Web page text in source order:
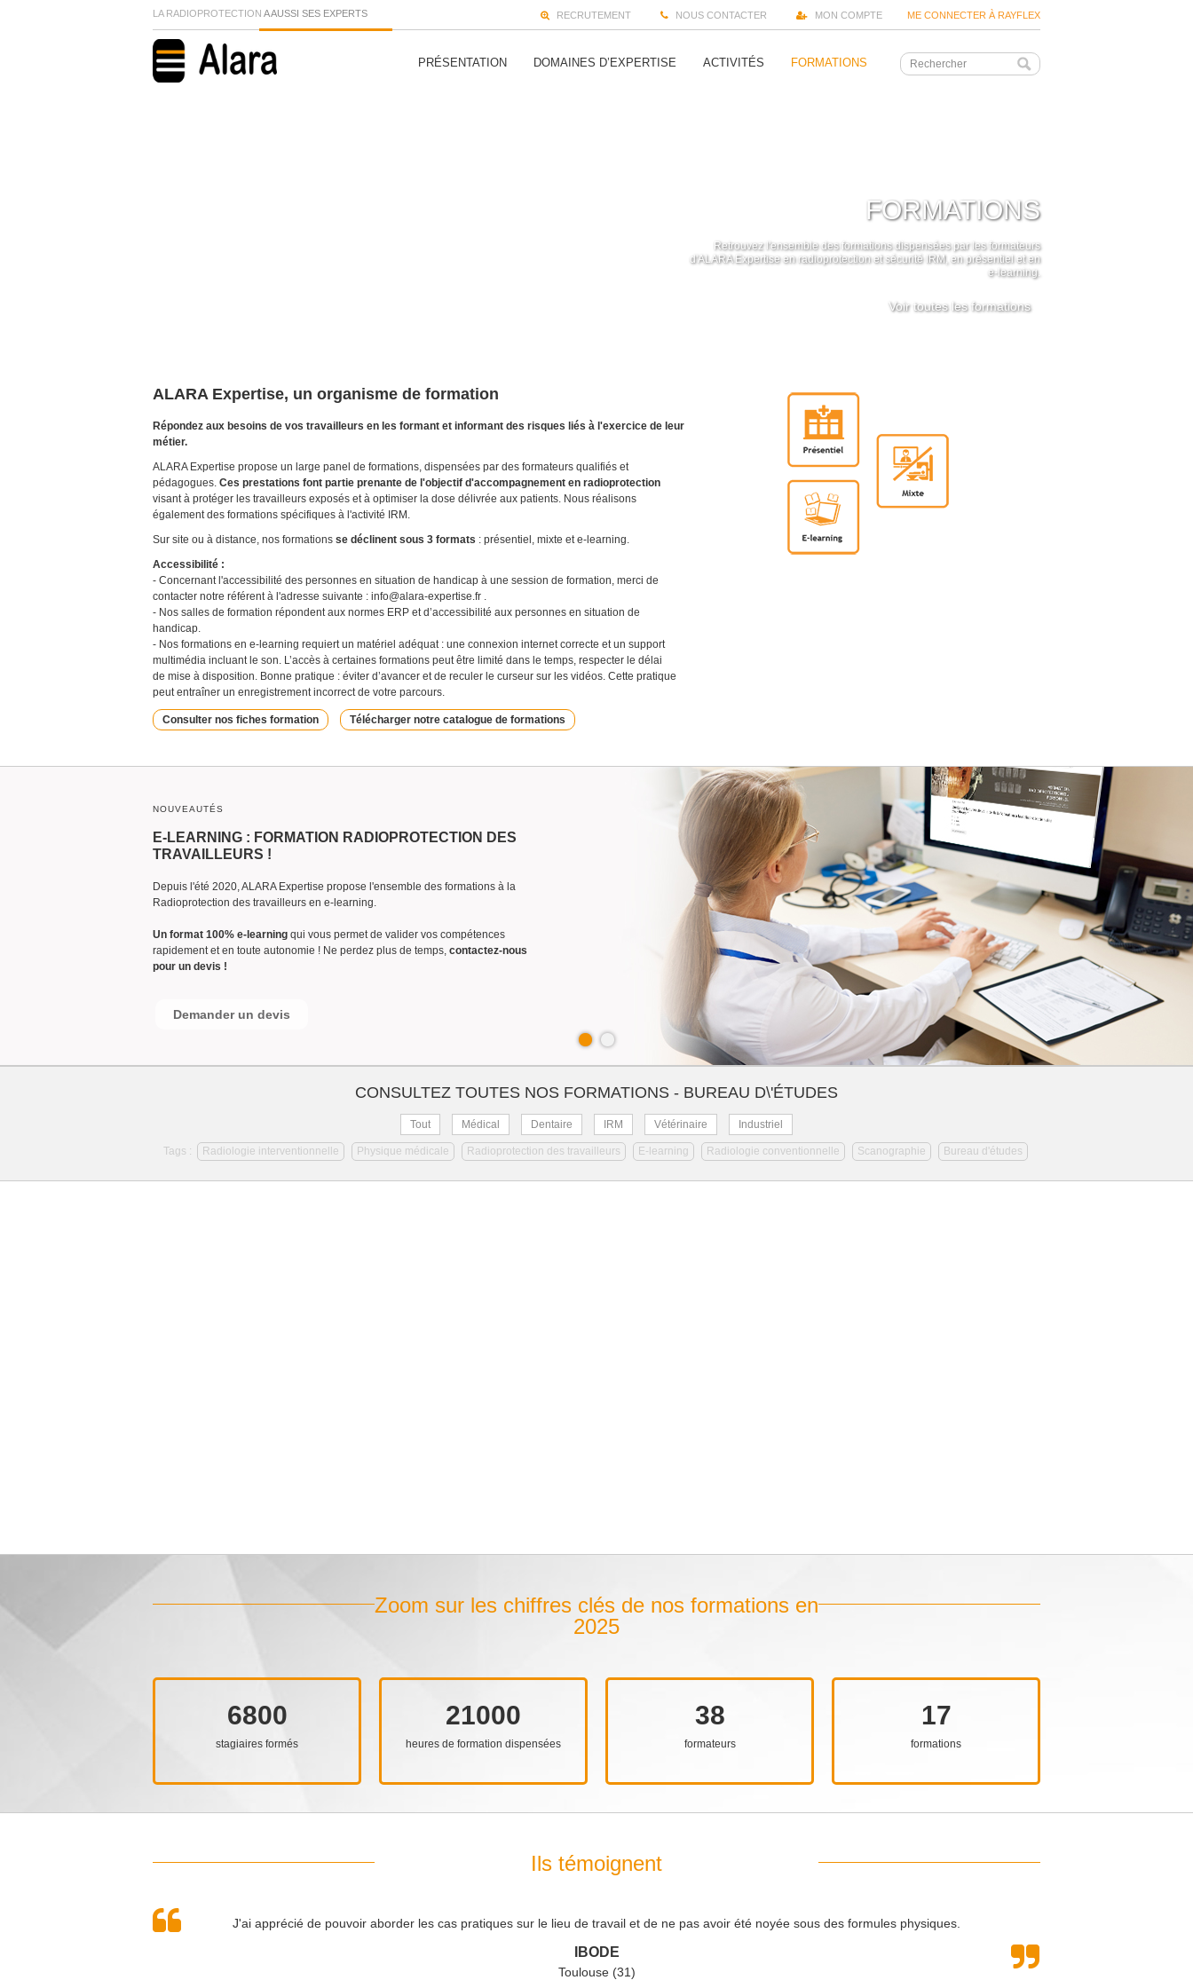
RECRUTEMENT NOUS CONTACTER MON COMPTE ME CONNECTER À RAYFLEX
LA RADIOPROTECTION A AUSSI SES EXPERTS
PRÉSENTATION DOMAINES D’EXPERTISE ACTIVITÉS FORMATIONS
FORMATIONS
Retrouvez l'ensemble des formations dispensées par les formateurs
d'ALARA Expertise en radioprotection et sécurité IRM, en présentiel et en
e-learning.
Voir toutes les formations
ALARA Expertise, un organisme de formation
Répondez aux besoins de vos travailleurs en les formant et informant des risques liés à l'exercice de leur
métier.
ALARA Expertise propose un large panel de formations, dispensées par des formateurs qualifiés et
pédagogues. Ces prestations font partie prenante de l'objectif d'accompagnement en radioprotection
visant à protéger les travailleurs exposés et à optimiser la dose délivrée aux patients. Nous réalisons
également des formations spécifiques à l'activité IRM.
Sur site ou à distance, nos formations se déclinent sous 3 formats : présentiel, mixte et e-learning.
Accessibilité :
- Concernant l'accessibilité des personnes en situation de handicap à une session de formation, merci de
contacter notre référent à l'adresse suivante : info@alara-expertise.fr .
- Nos salles de formation répondent aux normes ERP et d’accessibilité aux personnes en situation de
handicap.
- Nos formations en e-learning requiert un matériel adéquat : une connexion internet correcte et un support
multimédia incluant le son. L’accès à certaines formations peut être limité dans le temps, respecter le délai
de mise à disposition. Bonne pratique : éviter d’avancer et de reculer le curseur sur les vidéos. Cette pratique
peut entraîner un enregistrement incorrect de votre parcours.
Consulter nos fiches formation Télécharger notre catalogue de formations
NOUVEAUTÉS
E-LEARNING : FORMATION RADIOPROTECTION DES
TRAVAILLEURS !
Depuis l'été 2020, ALARA Expertise propose l'ensemble des formations à la
Radioprotection des travailleurs en e-learning.
Un format 100% e-learning qui vous permet de valider vos compétences
rapidement et en toute autonomie ! Ne perdez plus de temps, contactez-nous
pour un devis !
Demander un devis
CONSULTEZ TOUTES NOS FORMATIONS - BUREAU D\'ÉTUDES
Tout Médical Dentaire IRM Vétérinaire Industriel
Tags : Radiologie interventionnelle Physique médicale Radioprotection des travailleurs E-learning Radiologie conventionnelle Scanographie Bureau d'études
Zoom sur les chiffres clés de nos formations en
2025
6800
stagiaires formés
21000
heures de formation dispensées
38
formateurs
17
formations
Ils témoignent
J'ai apprécié de pouvoir aborder les cas pratiques sur le lieu de travail et de ne pas avoir été noyée sous des formules physiques.
IBODE
Toulouse (31)